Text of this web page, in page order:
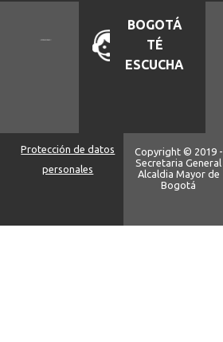
BOGOTÁ
TÉ
ESCUCHA
Protección de datos
personales
Copyright © 2019 -
Secretaria General
Alcaldia Mayor de
Bogotá